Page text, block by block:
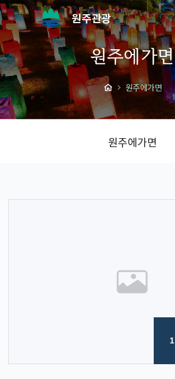
원주관광
원주에가면
원주에가면
원주에가면
1